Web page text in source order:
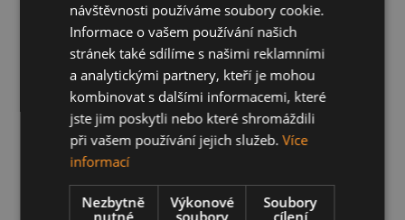
návštěvnosti používáme soubory cookie.
Informace o vašem používání našich
stránek také sdílíme s našimi reklamními
a analytickými partnery, kteří je mohou
kombinovat s dalšími informacemi, které
jste jim poskytli nebo které shromáždili
při vašem používání jejich služeb.Více
informací
Nezbytně
nutné
Výkonové
soubory
Soubory
cílení